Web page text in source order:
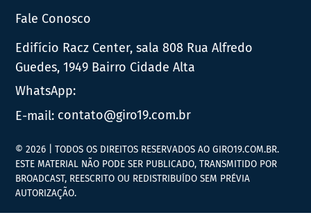
Fale Conosco
Edifício Racz Center, sala 808 Rua Alfredo
Guedes, 1949 Bairro Cidade Alta
WhatsApp:
E-mail: contato@giro19.com.br
© 2026 | TODOS OS DIREITOS RESERVADOS AO GIRO19.COM.BR.
ESTE MATERIAL NÃO PODE SER PUBLICADO, TRANSMITIDO POR
BROADCAST, REESCRITO OU REDISTRIBUÍDO SEM PRÉVIA
AUTORIZAÇÃO.